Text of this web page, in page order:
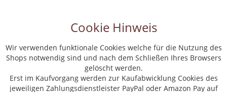
Startseite
Cookie Hinweis
Wir verwenden funktionale Cookies welche für die Nutzung des
Shops notwendig sind und nach dem Schließen Ihres Browsers
gelöscht werden.
Erst im Kaufvorgang werden zur Kaufabwicklung Cookies des
jeweiligen Zahlungsdienstleister PayPal oder Amazon Pay auf